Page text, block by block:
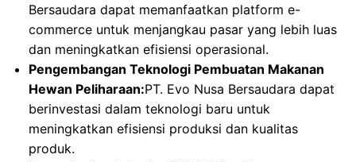
Bersaudara dapat memanfaatkan platform e-
commerce untuk menjangkau pasar yang lebih luas
dan meningkatkan efisiensi operasional.
Pengembangan Teknologi Pembuatan Makanan
Hewan Peliharaan:PT. Evo Nusa Bersaudara dapat
berinvestasi dalam teknologi baru untuk
meningkatkan efisiensi produksi dan kualitas
produk.